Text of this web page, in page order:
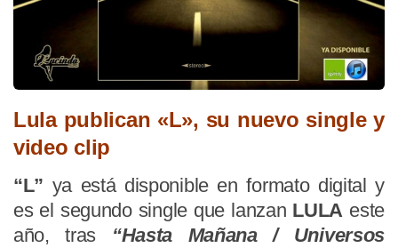
Lula publican «L», su nuevo single y
video clip
“L” ya está disponible en formato digital y
es el segundo single que lanzan LULA este
año, tras “Hasta Mañana / Universos